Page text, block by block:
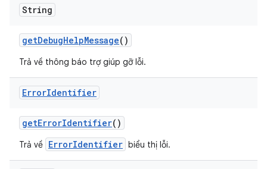
String
getDebugHelpMessage()
Trả về thông báo trợ giúp gỡ lỗi.
ErrorIdentifier
getErrorIdentifier()
Trả về ErrorIdentifier biểu thị lỗi.